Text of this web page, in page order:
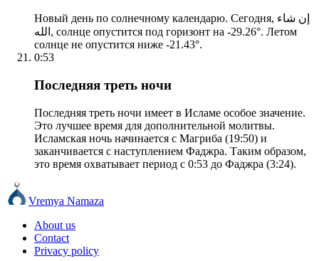
Новый день по солнечному календарю. Сегодня, إن شاء
الله, солнце опустится под горизонт на -29.26°. Летом
солнце не опустится ниже -21.43°.
0:53
Последняя треть ночи
Последняя треть ночи имеет в Исламе особое значение.
Это лучшее время для дополнительной молитвы.
Исламская ночь начинается с Магриба (19:50) и
заканчивается с наступлением Фаджра. Таким образом,
это время охватывает период с 0:53 до Фаджра (3:24).
Vremya Namaza
About us
Contact
Privacy policy